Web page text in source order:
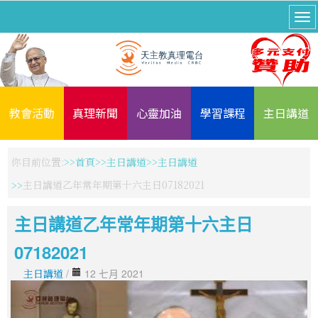
教會活動 真理新聞 心靈加油 學習課程 主日講道
你目前位置: 首頁 主日講道
主日講道
主日講道乙年常年期第十六主日07182021
主日講道乙年常年期第十六主日
07182021
主日講道 / 12 七月 2021